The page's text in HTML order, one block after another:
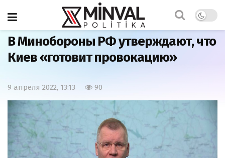
Главная
В Минобороны РФ утверждают, что
Киев «готовит провокацию»
9 апреля 2022, 13:13 90